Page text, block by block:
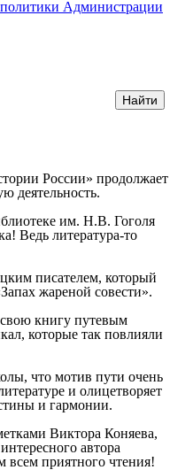
Администрации
России» продолжает
деятельность.
им. Н.В. Гоголя
Ведь литература-то
писателем, который
жареной совести».
книгу путевым
которые так повлияли
что мотив пути очень
и олицетворяет
и гармонии.
Виктора Коняева,
автора
приятного чтения!